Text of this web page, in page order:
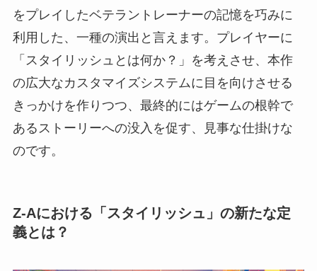
をプレイしたベテラントレーナーの記憶を巧みに
利用した、一種の演出と言えます。プレイヤーに
「スタイリッシュとは何か？」を考えさせ、本作
の広大なカスタマイズシステムに目を向けさせる
きっかけを作りつつ、最終的にはゲームの根幹で
あるストーリーへの没入を促す、見事な仕掛けな
のです。
Z-Aにおける「スタイリッシュ」の新たな定
義とは？